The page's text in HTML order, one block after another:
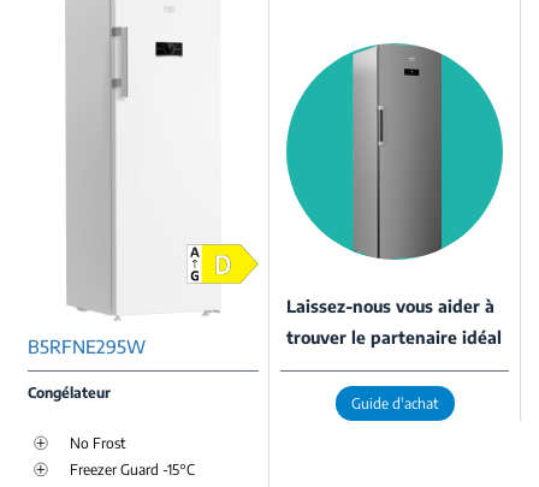
B5RFNE295W
Congélateur
No Frost
Freezer Guard -15°C
Laissez-nous vous aider à
trouver le partenaire idéal
Guide d'achat